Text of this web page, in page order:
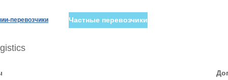
перевозчики Частные перевозчики